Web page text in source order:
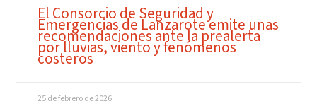
El Consorcio de Seguridad y
Emergencias de Lanzarote emite unas
recomendaciones ante la prealerta
por lluvias, viento y fenómenos
costeros
25 de febrero de 2026